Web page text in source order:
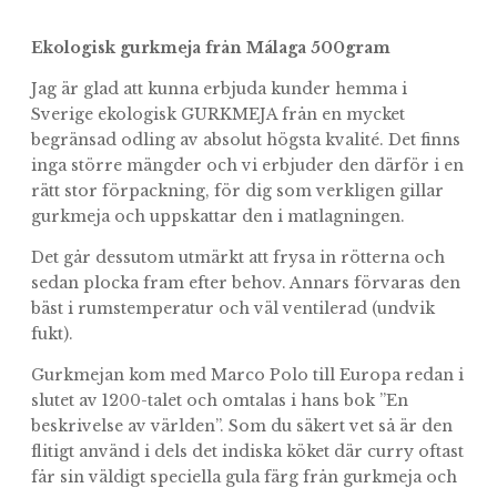
Ekologisk gurkmeja från Málaga 500gram
Jag är glad att kunna erbjuda kunder hemma i
Sverige ekologisk GURKMEJA från en mycket
begränsad odling av absolut högsta kvalité. Det finns
inga större mängder och vi erbjuder den därför i en
rätt stor förpackning, för dig som verkligen gillar
gurkmeja och uppskattar den i matlagningen.
Det går dessutom utmärkt att frysa in rötterna och
sedan plocka fram efter behov. Annars förvaras den
bäst i rumstemperatur och väl ventilerad (undvik
fukt).
Gurkmejan kom med Marco Polo till Europa redan i
slutet av 1200-talet och omtalas i hans bok ”En
beskrivelse av världen”. Som du säkert vet så är den
flitigt använd i dels det indiska köket där curry oftast
får sin väldigt speciella gula färg från gurkmeja och